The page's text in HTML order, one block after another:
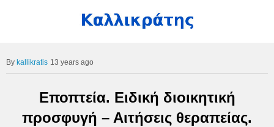
kallikratis 13 years ago
Εποπτεία. Ειδική διοικητική
προσφυγή – Αιτήσεις θεραπείας.